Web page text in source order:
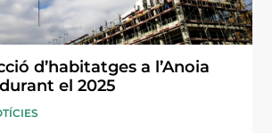
d’habitatges a l’Anoia
el 2025